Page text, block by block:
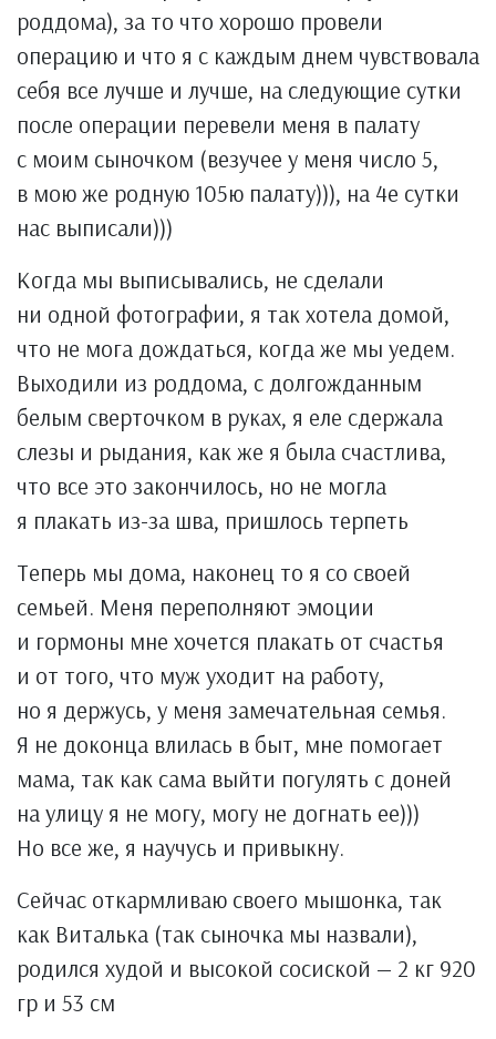
роддома), за то что хорошо провели
операцию и что я с каждым днем чувствовала
себя все лучше и лучше, на следующие сутки
после операции перевели меня в палату
с моим сыночком (везучее у меня число 5,
в мою же родную 105ю палату))), на 4е сутки
нас выписали)))
Когда мы выписывались, не сделали
ни одной фотографии, я так хотела домой,
что не мога дождаться, когда же мы уедем.
Выходили из роддома, с долгожданным
белым сверточком в руках, я еле сдержала
слезы и рыдания, как же я была счастлива,
что все это закончилось, но не могла
я плакать из-за шва, пришлось терпеть
Теперь мы дома, наконец то я со своей
семьей. Меня переполняют эмоции
и гормоны мне хочется плакать от счастья
и от того, что муж уходит на работу,
но я держусь, у меня замечательная семья.
Я не доконца влилась в быт, мне помогает
мама, так как сама выйти погулять с доней
на улицу я не могу, могу не догнать ее)))
Но все же, я научусь и привыкну.
Сейчас откармливаю своего мышонка, так
как Виталька (так сыночка мы назвали),
родился худой и высокой сосиской — 2 кг 920
гр и 53 см